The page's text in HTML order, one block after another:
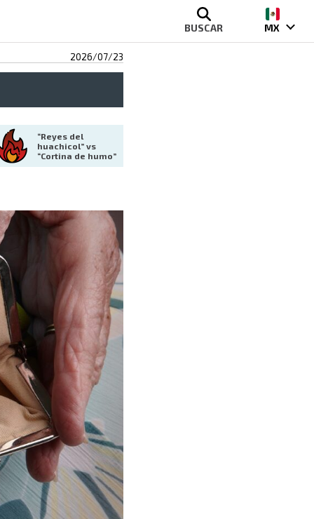
BUSCAR MX
2026/07/23
“Reyes del
huachicol” vs
“Cortina de humo”